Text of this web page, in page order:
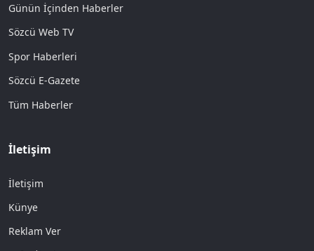
Günün İçinden Haberler
Sözcü Web TV
Spor Haberleri
Sözcü E-Gazete
Tüm Haberler
İletişim
İletişim
Künye
Reklam Ver